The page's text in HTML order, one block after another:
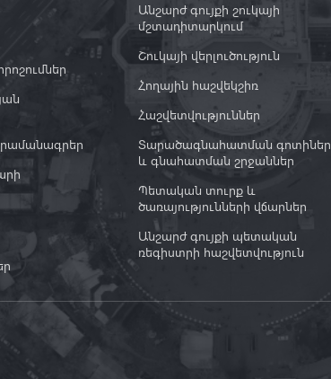
Անշարժ գույքի շուկայի
մշտադիտարկում
Շուկայի վերլուծություն
Հողային հաշվեկշիռ
Հաշվետվություններ
Տարածագնահատման գոտիներ
և գնահատման շրջաններ
Պետական տուրք և
ծառայությունների վճարներ
Անշարժ գույքի պետական
ռեգիստրի հաշվետվություն